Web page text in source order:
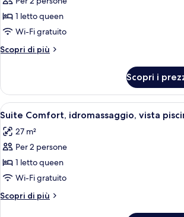
Cottage,
vista
lato
1 letto queen
Wi-Fi gratuito
Scopri di più
Altri
vista
giardino,
lato
Scopri i
Apri
tutte
le
foto
per
Suite
Comfort,
idromassaggio,
Una scala in
19
Suite Comfort, idromassaggio, vista
27 m²
Per 2 persone
1 letto queen
Wi-Fi gratuito
Scopri di più
Altri